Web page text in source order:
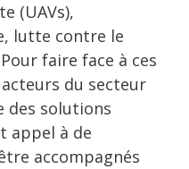
(UAVs),
lutte contre le
faire face à ces
du secteur
solutions
appel à de
accompagnés